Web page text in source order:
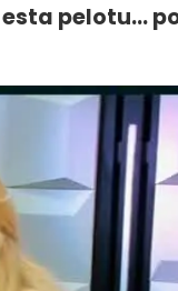
pelotu...